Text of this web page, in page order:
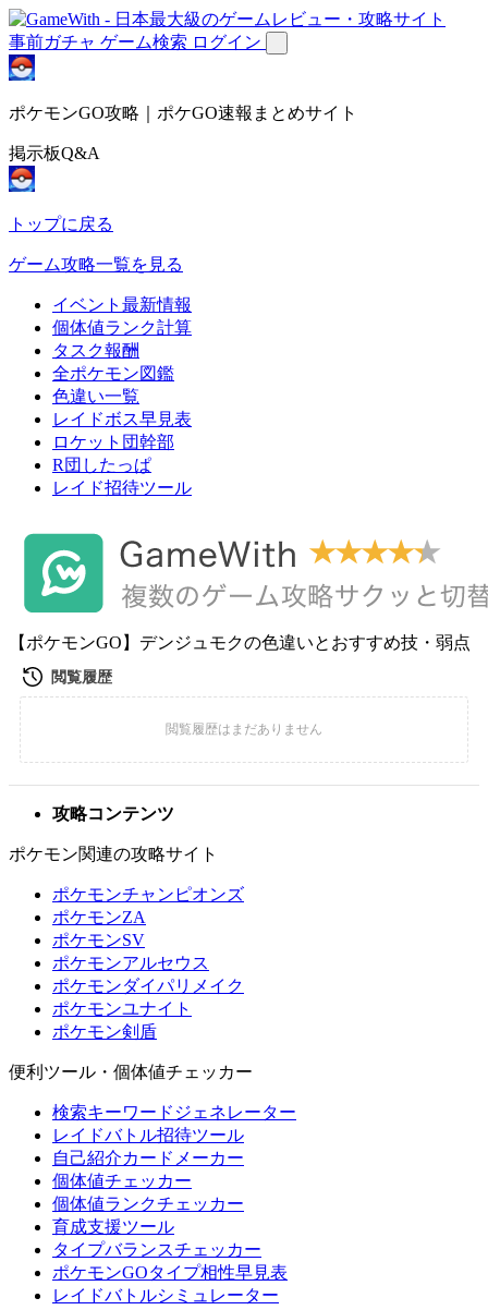
事前ガチャ ゲーム検索 ログイン
ポケモンGO攻略｜ポケGO速報まとめサイト
掲示板Q&A
トップに戻る
ゲーム攻略一覧を見る
イベント最新情報
個体値ランク計算
タスク報酬
全ポケモン図鑑
色違い一覧
レイドボス早見表
ロケット団幹部
R団したっぱ
レイド招待ツール
【ポケモンGO】デンジュモクの色違いとおすすめ技・弱点
攻略コンテンツ
ポケモン関連の攻略サイト
ポケモンチャンピオンズ
ポケモンZA
ポケモンSV
ポケモンアルセウス
ポケモンダイパリメイク
ポケモンユナイト
ポケモン剣盾
便利ツール・個体値チェッカー
検索キーワードジェネレーター
レイドバトル招待ツール
自己紹介カードメーカー
個体値チェッカー
個体値ランクチェッカー
育成支援ツール
タイプバランスチェッカー
ポケモンGOタイプ相性早見表
レイドバトルシミュレーター